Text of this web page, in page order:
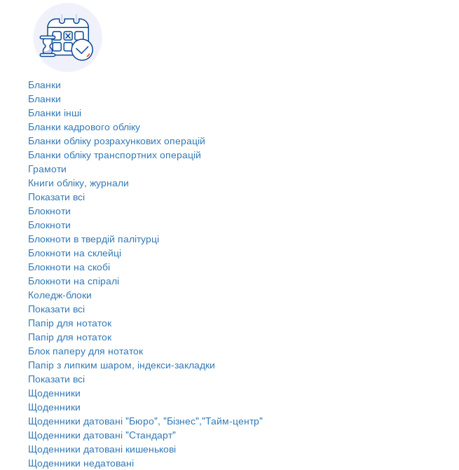
Бланки
Бланки
Бланки інші
Бланки кадрового обліку
Бланки обліку розрахункових операцій
Бланки обліку транспортних операцій
Грамоти
Книги обліку, журнали
Показати всі
Блокноти
Блокноти
Блокноти в твердій палітурці
Блокноти на склейці
Блокноти на скобі
Блокноти на спіралі
Коледж-блоки
Показати всі
Папір для нотаток
Папір для нотаток
Блок паперу для нотаток
Папір з липким шаром, індекси-закладки
Показати всі
Щоденники
Щоденники
Щоденники датовані "Бюро", "Бізнес","Тайм-центр"
Щоденники датовані "Стандарт"
Щоденники датовані кишенькові
Щоденники недатовані